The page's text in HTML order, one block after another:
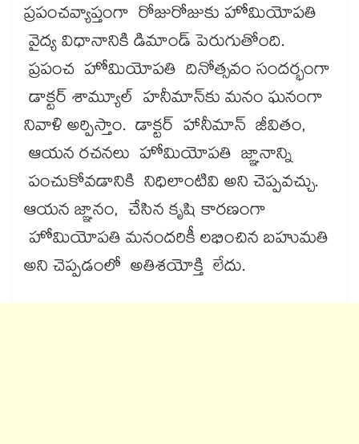
ప్రపంచవ్యాప్తంగా రోజురోజుకు హోమియోపతి
వైద్య విధానానికి డిమాండ్​ పెరుగుతోంది.
ప్రపంచ హోమియోపతి దినోత్సవం సందర్భంగా
డాక్టర్ శామ్యూల్ హనీమాన్​కు మనం ఘనంగా
నివాళి అర్పిస్తాం. డాక్టర్​ హానీమాన్​ జీవితం,
ఆయన రచనలు హోమియోపతి జ్ఞానాన్ని
పంచుకోవడానికి నిధిలాంటివి అని చెప్పవచ్చు.
ఆయన జ్ఞానం, చేసిన కృషి కారణంగా
హోమియోపతి మనందరికీ లభించిన బహుమతి
అని చెప్పడంలో అతిశయోక్తి లేదు.